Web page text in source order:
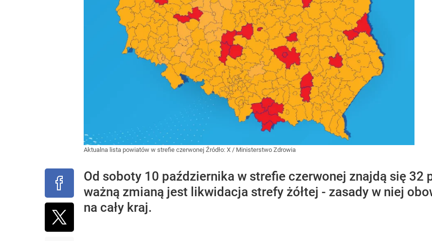
Aktualna lista powiatów w strefie czerwonej Źródło: X / Ministerstwo Zdrowia
Od soboty 10 października w strefie czerwonej znajdą się 32
ważną zmianą jest likwidacja strefy żółtej - zasady w niej
na cały kraj.